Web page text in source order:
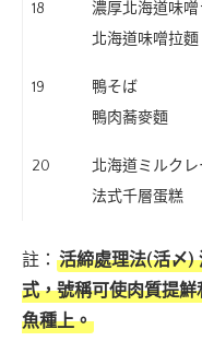
18
濃厚北海道味噌
北海道味噌拉麵
19
鴨そば
鴨肉蕎麥麵
20
北海道ミルクレ
法式千層蛋糕
註： 活締處理法(活〆)
式，號稱可使肉質提
魚種上。